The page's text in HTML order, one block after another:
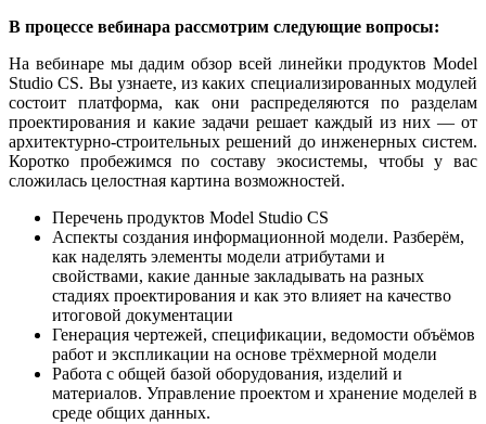
В процессе вебинара рассмотрим следующие вопросы:
На вебинаре мы дадим обзор всей линейки продуктов Model
Studio CS. Вы узнаете, из каких специализированных модулей
состоит платформа, как они распределяются по разделам
проектирования и какие задачи решает каждый из них — от
архитектурно-строительных решений до инженерных систем.
Коротко пробежимся по составу экосистемы, чтобы у вас
сложилась целостная картина возможностей.
Перечень продуктов Model Studio CS
Аспекты создания информационной модели. Разберём,
как наделять элементы модели атрибутами и
свойствами, какие данные закладывать на разных
стадиях проектирования и как это влияет на качество
итоговой документации
Генерация чертежей, спецификации, ведомости объёмов
работ и экспликации на основе трёхмерной модели
Работа с общей базой оборудования, изделий и
материалов. Управление проектом и хранение моделей в
среде общих данных.